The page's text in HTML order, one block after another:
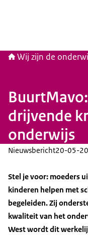
Wij zijn de
drijvende
onderwijs
Nieuwsbericht20-05-
Stel je voor: moeders
kinderen helpen met
begeleiden. Zij
kwaliteit van het
West wordt dit